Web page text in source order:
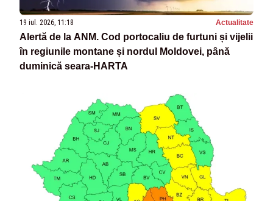
19 iul. 2026, 11:18 Actualitate
Alertă de la ANM. Cod portocaliu de furtuni și vijelii
în regiunile montane și nordul Moldovei, până
duminică seara-HARTA